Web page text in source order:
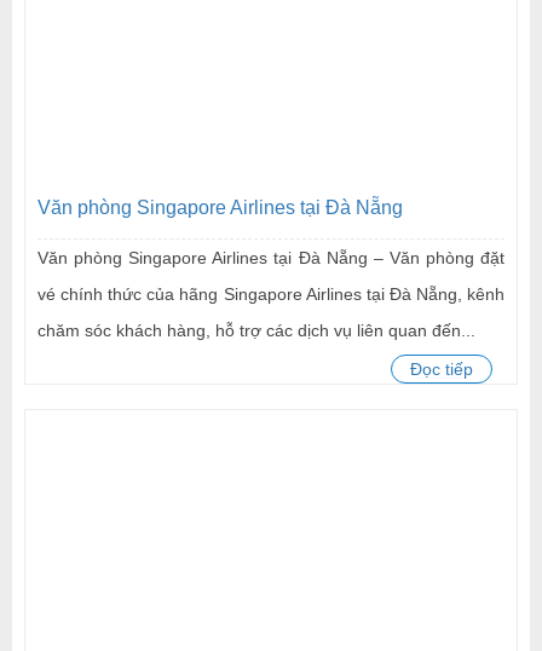
Văn phòng Singapore Airlines tại Đà Nẵng
Văn phòng Singapore Airlines tại Đà Nẵng – Văn phòng đặt
vé chính thức của hãng Singapore Airlines tại Đà Nẵng, kênh
chăm sóc khách hàng, hỗ trợ các dịch vụ liên quan đến...
Đọc tiếp